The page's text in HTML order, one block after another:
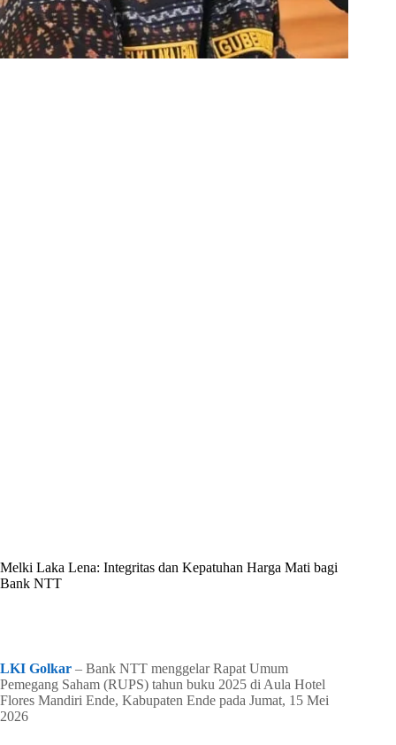
Melki Laka Lena: Integritas dan Kepatuhan Harga Mati bagi
Bank NTT
LKI Golkar – Bank NTT menggelar Rapat Umum
Pemegang Saham (RUPS) tahun buku 2025 di Aula Hotel
Flores Mandiri Ende, Kabupaten Ende pada Jumat, 15 Mei
2026